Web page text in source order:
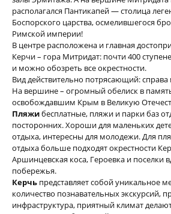
располагался Пантикапей — столица
Боспорского царства, осмелившегося
Римской империи!
В центре расположена и главная
Керчи – гора Митридат: почти 400
и можно обозреть все окрестности.
Вид действительно потрясающий: справа
На вершине – огромный обелиск в
освобождавшим Крым в Великую
Пляжибесплатные, пляжи и парки баз
посторонних. Хороши для маленьких
отдыха, интересны для молодежи. Для
отдыха больше подходят окрестности
Аршинцевская коса, Героевка и поселки
побережья.
Керчь представляет собой уникальное
количество познавательных экскурсий,
инфраструктура, приятный климат